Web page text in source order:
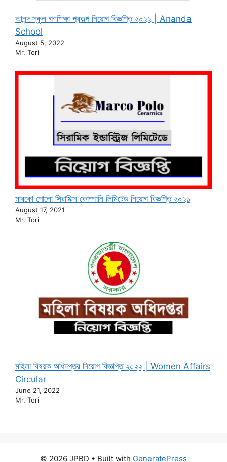
আনন্দ স্কুল গণশিক্ষা প্রকল্প নিয়োগ বিজ্ঞপ্তি ২০২২ | Ananda
School
August 5, 2022
Mr. Tori
মারকো পোলো সিরামিক্স কোম্পানি লিমিটেড নিয়োগ বিজ্ঞপ্তি ২০২১
August 17, 2021
Mr. Tori
মহিলা বিষয়ক অধিদপ্তর নিয়োগ বিজ্ঞপ্তি ২০২২ | Women Affairs
Circular
June 21, 2022
Mr. Tori
© 2026 JPBD • Built with GeneratePress